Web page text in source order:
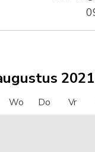
2021
Wo Do Vr